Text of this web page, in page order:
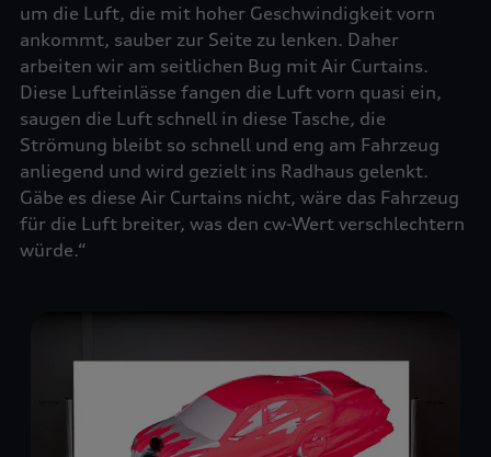
um die Luft, die mit hoher Geschwindigkeit vorn
ankommt, sauber zur Seite zu lenken. Daher
arbeiten wir am seitlichen Bug mit Air Curtains.
Diese Lufteinlässe fangen die Luft vorn quasi ein,
saugen die Luft schnell in diese Tasche, die
Strömung bleibt so schnell und eng am Fahrzeug
anliegend und wird gezielt ins Radhaus gelenkt.
Gäbe es diese Air Curtains nicht, wäre das Fahrzeug
für die Luft breiter, was den cw-Wert verschlechtern
würde.“